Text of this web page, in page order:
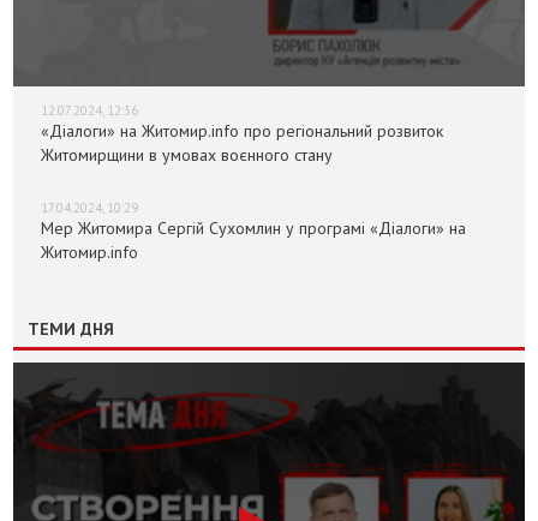
12.07.2024, 12:36
«Діалоги» на Житомир.info про регіональний розвиток
Житомирщини в умовах воєнного стану
17.04.2024, 10:29
Мер Житомира Сергій Сухомлин у програмі «Діалоги» на
Житомир.info
ТЕМИ ДНЯ